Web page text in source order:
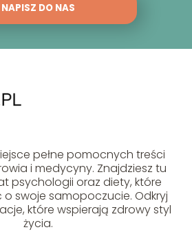
NAPISZ DO NAS
pełne pomocnych treści
i medycyny. Znajdziesz tu
psychologii oraz diety, które
swoje samopoczucie. Odkryj
które wspierają zdrowy styl
życia.